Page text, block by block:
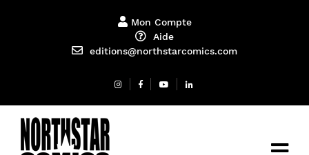
Mon Compte
Aide
editions@northstarcomics.com